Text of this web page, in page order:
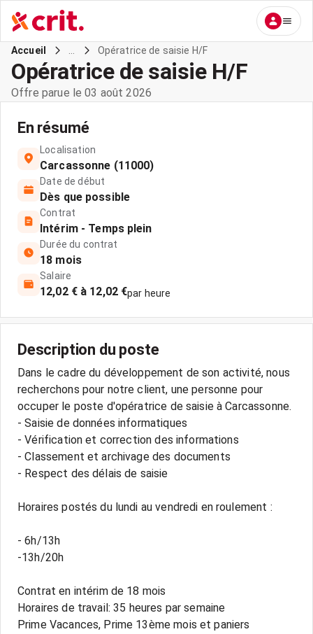
Accueil Opératrice de saisie H/F
Opératrice de saisie H/F
Offre parue le 03 août 2026
En résumé
Localisation
Carcassonne (11000)
Date de début
Dès que possible
Contrat
Intérim - Temps plein
Durée du contrat
18 mois
Salaire
12,02 € à 12,02 €par heure
Description du poste
Dans le cadre du développement de son activité, nous
recherchons pour notre client, une personne pour
occuper le poste d'opératrice de saisie à Carcassonne.
- Saisie de données informatiques
- Vérification et correction des informations
- Classement et archivage des documents
- Respect des délais de saisie
Horaires postés du lundi au vendredi en roulement :
- 6h/13h
-13h/20h
Contrat en intérim de 18 mois
Horaires de travail: 35 heures par semaine
Prime Vacances, Prime 13ème mois et paniers